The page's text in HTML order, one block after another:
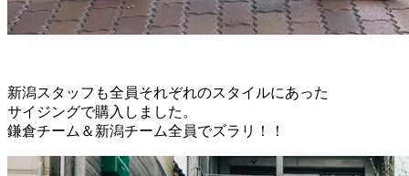
新潟スタッフも全員それぞれのスタイルにあった
サイジングで購入しました。
鎌倉チーム＆新潟チーム全員でズラリ！！